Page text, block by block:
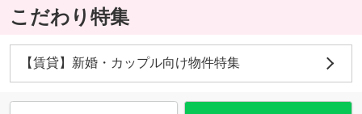
こだわり特集
【賃貸】新婚・カップル向け物件特集